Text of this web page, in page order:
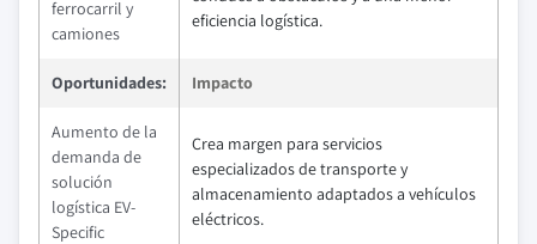
ferrocarril y
camiones
eficiencia logística.
Oportunidades: Impacto
Aumento de la
demanda de
solución
logística EV-
Specific
Crea margen para servicios
especializados de transporte y
almacenamiento adaptados a vehículos
eléctricos.